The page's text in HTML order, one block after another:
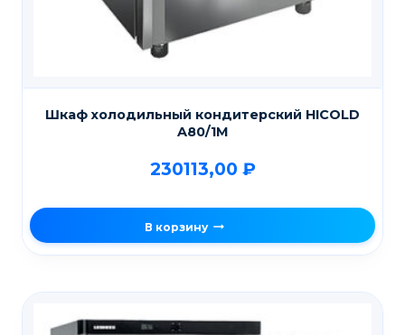
Шкаф холодильный кондитерский HICOLD
A80/1M
230113,00 ₽
В корзину